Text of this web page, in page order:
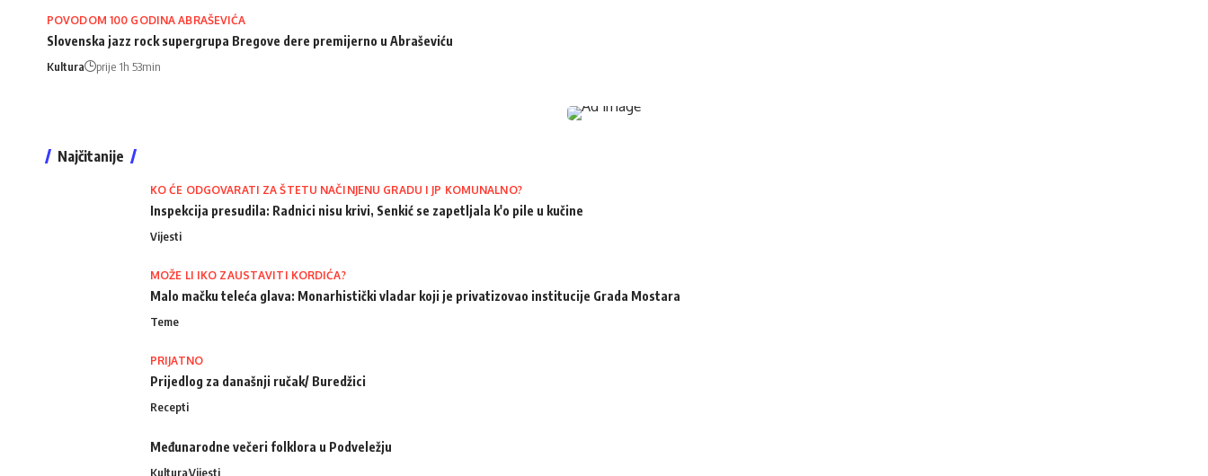
POVODOM 100 GODINA ABRAŠEVIĆA
Slovenska jazz rock supergrupa Bregove dere premijerno u Abraševiću
Kultura prije 1h 53min
Najčitanije
KO ĆE ODGOVARATI ZA ŠTETU NAČINJENU GRADU I JP KOMUNALNO?
Inspekcija presudila: Radnici nisu krivi, Senkić se zapetljala k'o pile u kučine
Vijesti
MOŽE LI IKO ZAUSTAVITI KORDIĆA?
Malo mačku teleća glava: Monarhistički vladar koji je privatizovao institucije Grada Mostara
Teme
PRIJATNO
Prijedlog za današnji ručak/ Buredžici
Recepti
Međunarodne večeri folklora u Podveležju
KulturaVijesti